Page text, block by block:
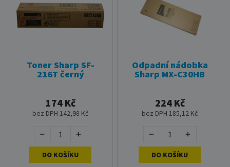
Toner Sharp SF-
216T černý
174 Kč
bez DPH 142,98 Kč
DO KOŠÍKU
Odpadní nádobka
Sharp MX-C30HB
224 Kč
bez DPH 185,12 Kč
DO KOŠÍKU